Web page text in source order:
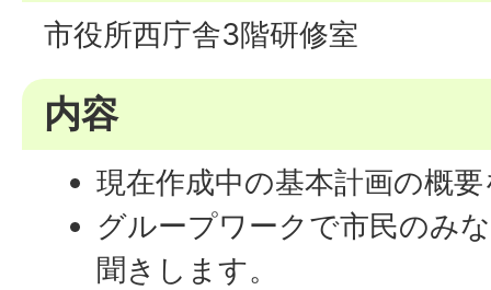
市役所西庁舎3階研修室
内容
現在作成中の基本計画の概
グループワークで市民のみ
聞きします。